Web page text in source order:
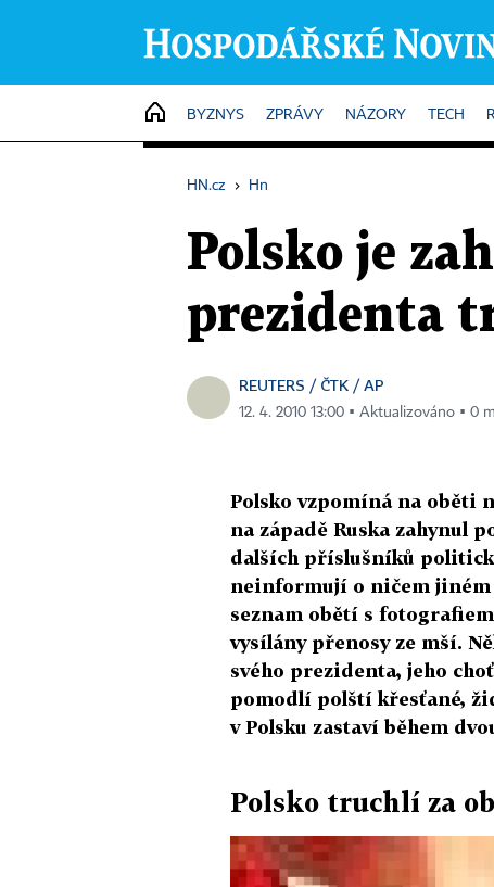
HOME
BYZNYS ZPRÁVY NÁZORY TECH
HN.cz › Hn
Polsko je
prezidenta
REUTERS / ČTK / AP
12. 4. 2010 13:00 ▪ Aktualizováno ▪ 0
Polsko vzpomíná na oběti
na západě Ruska zahynul
dalších příslušníků
neinformují o ničem jiném
seznam obětí s
vysílány přenosy ze mší.
svého prezidenta, jeho
pomodlí polští křesťané,
v Polsku zastaví během
Polsko truchlí za